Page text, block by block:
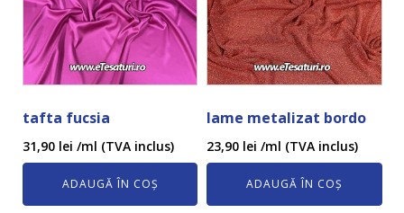
tafta fucsia
31,90 lei /ml (TVA inclus)
ADAUGĂ ÎN COȘ
lame metalizat bordo
23,90 lei /ml (TVA inclus)
ADAUGĂ ÎN COȘ